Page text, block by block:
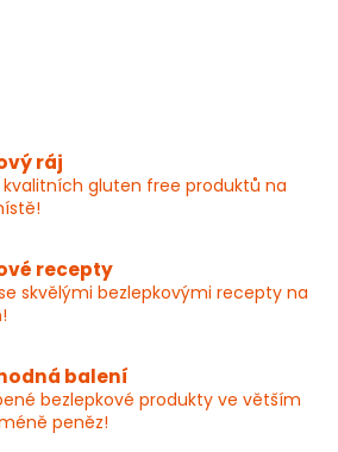
ráj
kvalitních gluten free produktů na
recepty
skvělými bezlepkovými recepty na
balení
bezlepkové produkty ve větším
peněz!